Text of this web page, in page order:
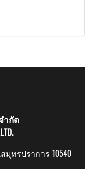
ำกัด
มุทรปราการ 10540